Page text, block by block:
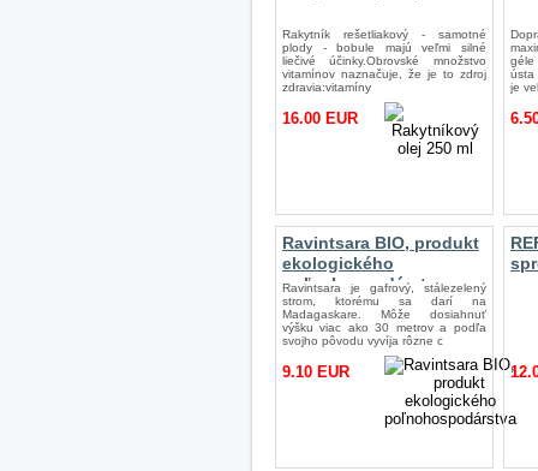
Rakytník rešetliakový - samotné
plody - bobule majú veľmi silné
liečivé účinky.Obrovské množstvo
vitamínov naznačuje, že je to zdroj
zdravia:vitamíny
16.00 EUR
géle
ústa
je
Ravintsara BIO, produkt
ekologického
poľnohospodárstva
Ravintsara je gafrový, stálezelený
strom, ktorému sa darí na
Madagaskare. Môže dosiahnuť
výšku viac ako 30 metrov a podľa
svojho pôvodu vyvíja rôzne c
9.10 EUR